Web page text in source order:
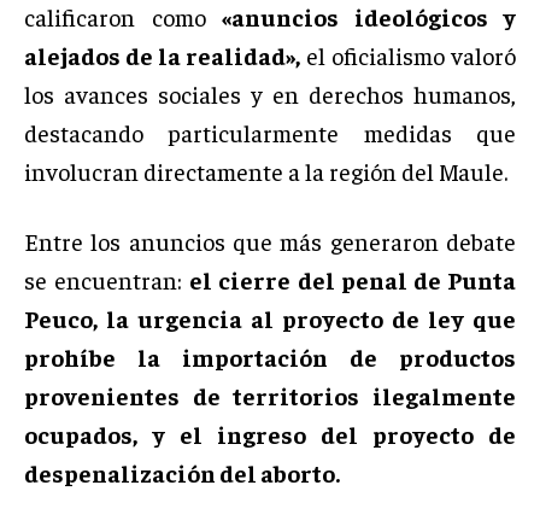
calificaron como «anuncios ideológicos y
alejados de la realidad», el oficialismo valoró
los avances sociales y en derechos humanos,
destacando particularmente medidas que
involucran directamente a la región del Maule.
Entre los anuncios que más generaron debate
se encuentran: el cierre del penal de Punta
Peuco, la urgencia al proyecto de ley que
prohíbe la importación de productos
provenientes de territorios ilegalmente
ocupados, y el ingreso del proyecto de
despenalización del aborto.